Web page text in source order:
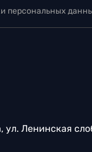
персональных
ул. Ленинская